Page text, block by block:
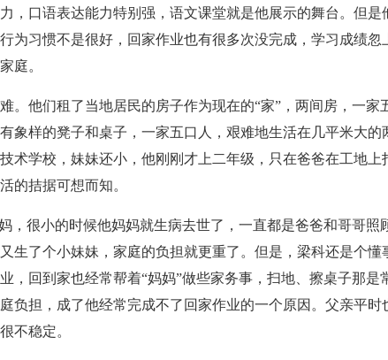
，口语表达能力特别强，语文课堂就是他展示的舞台。但是
为习惯不是很好，回家作业也有很多次没完成，学习成绩忽
庭。
。他们租了当地居民的房子作为现在的“家”，两间房，一家
象样的凳子和桌子，一家五口人，艰难地生活在几平米大的
术学校，妹妹还小，他刚刚才上二年级，只在爸爸在工地上
的拮据可想而知。
，很小的时候他妈妈就生病去世了，一直都是爸爸和哥哥照
生了个小妹妹，家庭的负担就更重了。但是，梁科还是个懂
，回到家也经常帮着“妈妈”做些家务事，扫地、擦桌子那是
负担，成了他经常完成不了回家作业的一个原因。父亲平时
不稳定。